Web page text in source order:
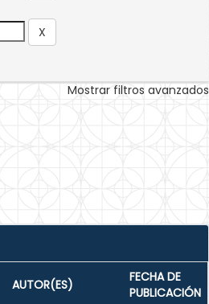
Mostrar filtros avanzados
AUTOR(ES)
FECHA DE
PUBLICACIÓN